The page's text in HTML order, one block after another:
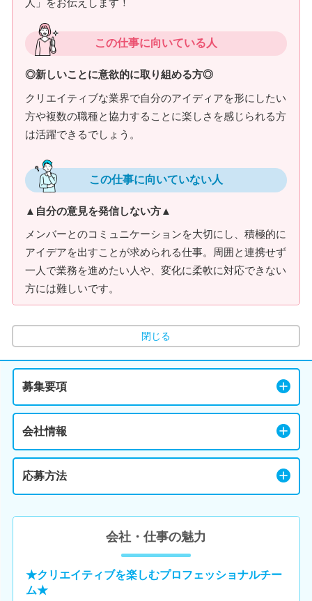
人」をお伝えします！
この仕事に向いている人
◎新しいことに意欲的に取り組める方◎
クリエイティブな業界で自分のアイディアを形にしたい
方や複数の職種と協力することに楽しさを感じられる方
は活躍できるでしょう。
この仕事に向いていない人
▲自分の意見を発信しない方▲
メンバーとのコミュニケーションを大切にし、積極的に
アイデアを出すことが求められる仕事。周囲と連携せず
一人で業務を進めたい人や、変化に柔軟に対応できない
方には難しいです。
閉じる
募集要項
会社情報
応募方法
会社・仕事の魅力
★クリエイティブを楽しむプロフェッショナルチー
ム★